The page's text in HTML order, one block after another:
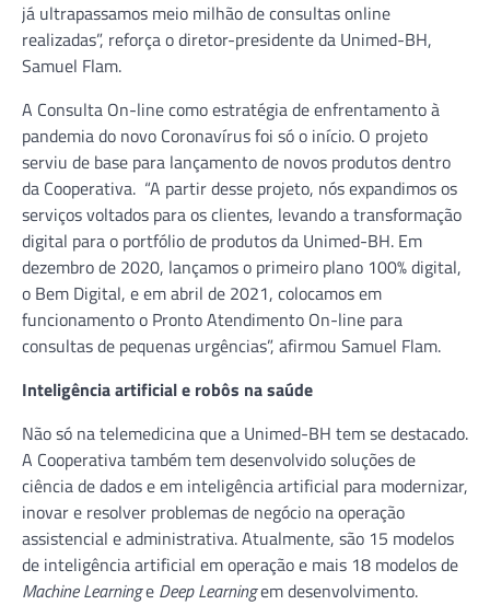
já ultrapassamos meio milhão de consultas online
realizadas”, reforça o diretor-presidente da Unimed-BH,
Samuel Flam.
A Consulta On-line como estratégia de enfrentamento à
pandemia do novo Coronavírus foi só o início. O projeto
serviu de base para lançamento de novos produtos dentro
da Cooperativa. “A partir desse projeto, nós expandimos os
serviços voltados para os clientes, levando a transformação
digital para o portfólio de produtos da Unimed-BH. Em
dezembro de 2020, lançamos o primeiro plano 100% digital,
o Bem Digital, e em abril de 2021, colocamos em
funcionamento o Pronto Atendimento On-line para
consultas de pequenas urgências”, afirmou Samuel Flam.
Inteligência artificial e robôs na saúde
Não só na telemedicina que a Unimed-BH tem se destacado.
A Cooperativa também tem desenvolvido soluções de
ciência de dados e em inteligência artificial para modernizar,
inovar e resolver problemas de negócio na operação
assistencial e administrativa. Atualmente, são 15 modelos
de inteligência artificial em operação e mais 18 modelos de
Machine Learninge Deep Learningem desenvolvimento.